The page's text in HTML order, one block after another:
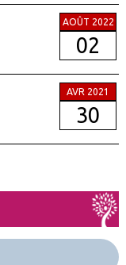
AOÛT 2022
02
AVR 2021
30